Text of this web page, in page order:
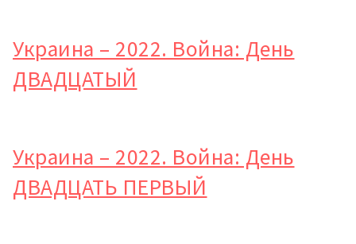
Украина – 2022. Война: День
ДВАДЦАТЫЙ
Украина – 2022. Война: День
ДВАДЦАТЬ ПЕРВЫЙ